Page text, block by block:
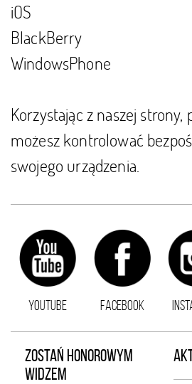
iOS
BlackBerry
WindowsPhone
Korzystając z naszej strony,
możesz kontrolować
swojego urządzenia.
YOUTUBE FACEBOOK
ZOSTAŃ HONOROWYM
WIDZEM